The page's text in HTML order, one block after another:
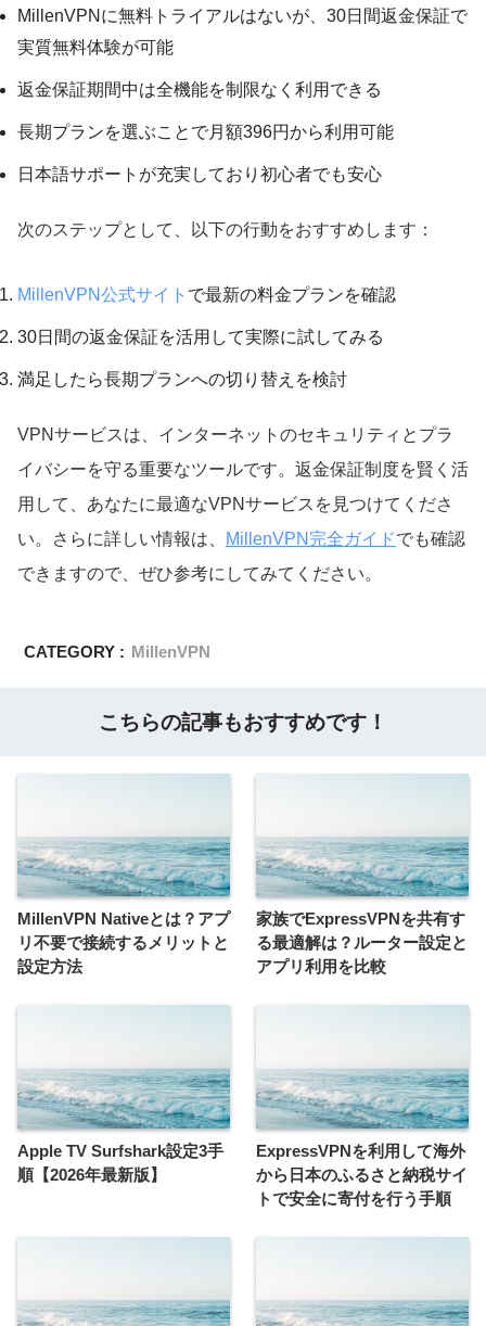
MillenVPNに無料トライアルはないが、30日間返金保証で
実質無料体験が可能
返金保証期間中は全機能を制限なく利用できる
長期プランを選ぶことで月額396円から利用可能
日本語サポートが充実しており初心者でも安心
次のステップとして、以下の行動をおすすめします：
MillenVPN公式サイト で最新の料金プランを確認
30日間の返金保証を活用して実際に試してみる
満足したら長期プランへの切り替えを検討
VPNサービスは、インターネットのセキュリティとプラ
イバシーを守る重要なツールです。返金保証制度を賢く活
用して、あなたに最適なVPNサービスを見つけてくださ
い。さらに詳しい情報は、
MillenVPN完全ガイドでも確認
できますので、ぜひ参考にしてみてください。
CATEGORY : MillenVPN
こちらの記事もおすすめです！
MillenVPN Nativeとは？アプ
リ不要で接続するメリットと
設定方法
家族でExpressVPNを共有す
る最適解は？ルーター設定と
アプリ利用を比較
Apple TV Surfshark設定3手
順【2026年最新版】
ExpressVPNを利用して海外
から日本のふるさと納税サイ
トで安全に寄付を行う手順